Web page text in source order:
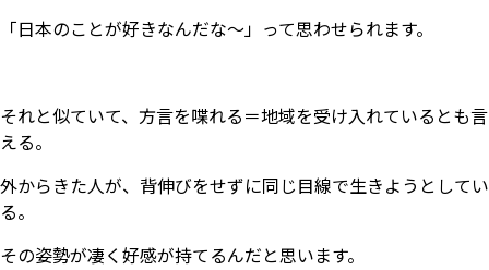
「日本のことが好きなんだな～」って思わせられます。
それと似ていて、方言を喋れる＝地域を受け入れているとも言
える。
外からきた人が、背伸びをせずに同じ目線で生きようとしてい
る。
その姿勢が凄く好感が持てるんだと思います。